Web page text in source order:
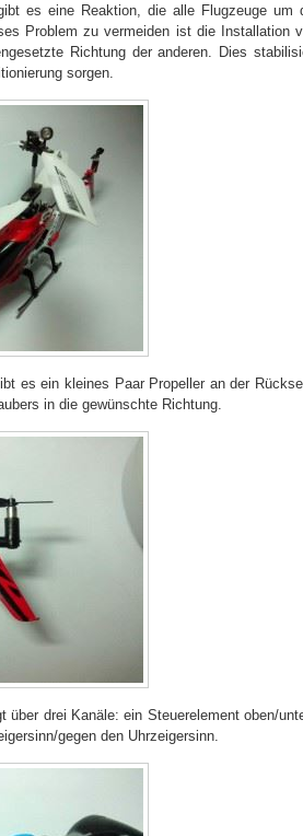
es eine Reaktion, die alle Flugzeuge um
Problem zu vermeiden ist die Installation
Richtung der anderen. Dies
sorgen.
es ein kleines Paar Propeller an der
in die gewünschte Richtung.
über drei Kanäle: ein Steuerelement oben/
gegen den Uhrzeigersinn.